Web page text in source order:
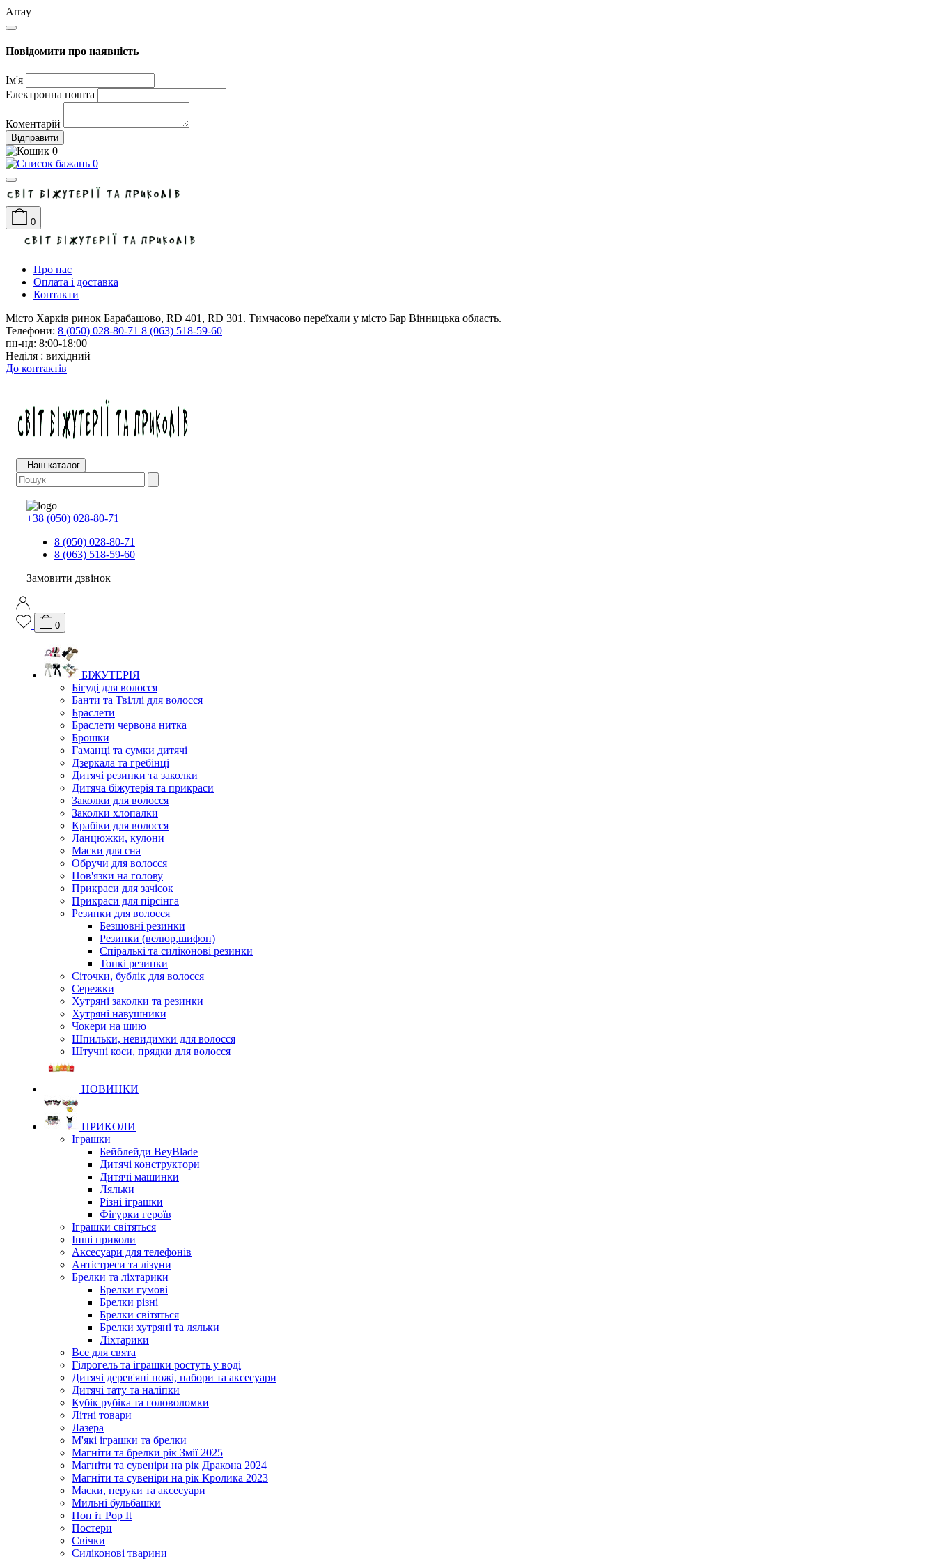
Array
Повідомити про наявність
Ім'я
Електронна пошта
Коментарій
Відправити
0
0
0
Про нас
Оплата і доставка
Контакти
Місто Харків ринок Барабашово, RD 401, RD 301. Тимчасово переїхали у місто Бар Вінницька область.
Телефони: 8 (050) 028-80-71 8 (063) 518-59-60
пн-нд: 8:00-18:00
Неділя : вихідний
До контактів
Наш каталог
+38 (050) 028-80-71
8 (050) 028-80-71
8 (063) 518-59-60
Замовити дзвінок
0
БІЖУТЕРІЯ
Бігуді для волосся
Банти та Твіллі для волосся
Браслети
Браслети червона нитка
Брошки
Гаманці та сумки дитячі
Дзеркала та гребінці
Дитячі резинки та заколки
Дитяча біжутерія та прикраси
Заколки для волосся
Заколки хлопалки
Крабіки для волосся
Ланцюжки, кулони
Маски для сна
Обручи для волосся
Пов'язки на голову
Прикраси для зачісок
Прикраси для пірсінга
Резинки для волосся
Безшовні резинки
Резинки (велюр,шифон)
Спіралькі та силіконові резинки
Тонкі резинки
Сіточки, бублік для волосся
Сережки
Хутряні заколки та резинки
Хутряні навушники
Чокери на шию
Шпильки, невидимки для волосся
Штучні коси, прядки для волосся
НОВИНКИ
ПРИКОЛИ
Іграшки
Бейблейди BeyBlade
Дитячі конструктори
Дитячі машинки
Ляльки
Різні іграшки
Фігурки героїв
Іграшки світяться
Інші приколи
Аксесуари для телефонів
Антістреси та лізуни
Брелки та ліхтарики
Брелки гумові
Брелки різні
Брелки світяться
Брелки хутряні та ляльки
Ліхтарики
Все для свята
Гідрогель та іграшки ростуть у воді
Дитячі дерев'яні ножі, набори та аксесуари
Дитячі тату та наліпки
Кубік рубіка та головоломки
Літні товари
Лазера
М'які іграшки та брелки
Магніти та брелки рік Змії 2025
Магніти та сувеніри на рік Дракона 2024
Магніти та сувеніри на рік Кролика 2023
Маски, перуки та аксесуари
Мильні бульбашки
Поп іт Pop It
Постери
Свічки
Силіконові тварини